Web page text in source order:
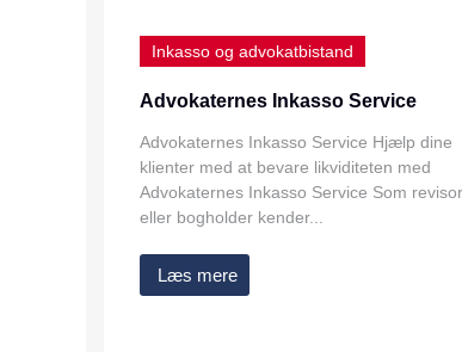
Inkasso og advokatbistand
Advokaternes Inkasso Service
Advokaternes Inkasso Service Hjælp dine
klienter med at bevare likviditeten med
Advokaternes Inkasso Service Som revisor
eller bogholder kender...
Læs mere